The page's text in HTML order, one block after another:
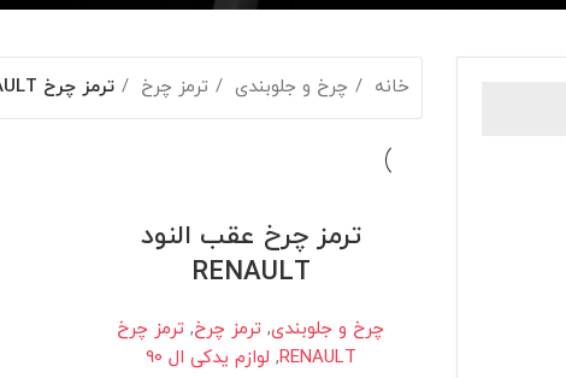
خانه چرخ و جلوبندی ترمز چرخ ترمز چرخ RENAULT
ترمز چرخ عقب النود
RENAULT
چرخ و جلوبندی, ترمز چرخ, ترمز چرخ
RENAULT
, لوازم یدکی ال 90